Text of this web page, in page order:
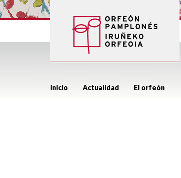
Inicio Actualidad El orfeón